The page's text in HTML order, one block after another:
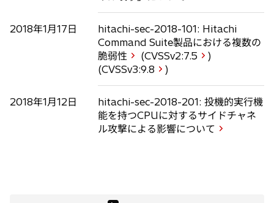
2018年1月17日
hitachi-sec-2018-101: Hitachi
Command Suite製品における複数の
脆弱性
(CVSSv2:7.5
)
(CVSSv3:9.8 )
2018年1月12日
hitachi-sec-2018-201: 投機的実行機
能を持つCPUに対するサイドチャネ
ル攻撃による影響について